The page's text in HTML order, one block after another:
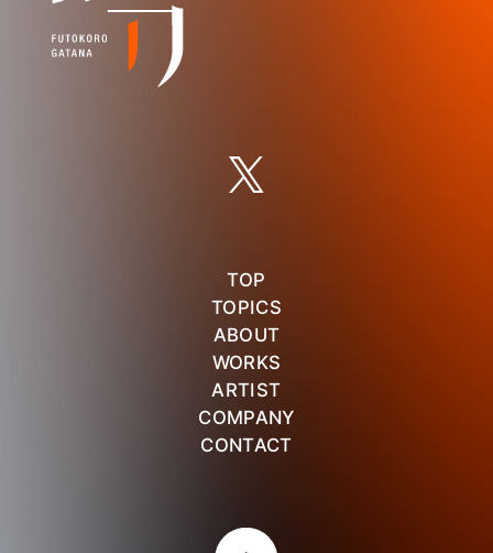
TOP
TOPICS
ABOUT
WORKS
ARTIST
COMPANY
CONTACT